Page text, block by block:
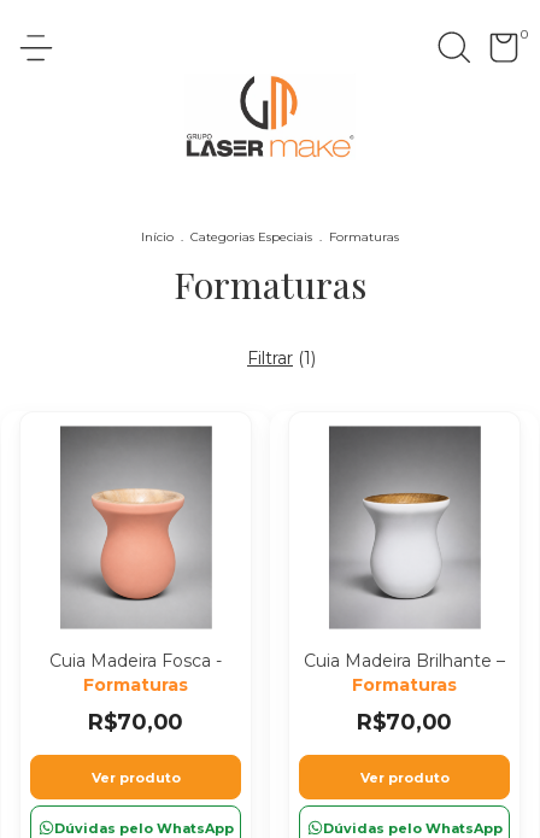
0
Início . Categorias Especiais . Formaturas
Formaturas
Filtrar (1)
Cuia Madeira Fosca -
Formaturas
R$70,00
Ver produto
Dúvidas pelo WhatsApp
Cuia Madeira Brilhante –
Formaturas
R$70,00
Ver produto
Dúvidas pelo WhatsApp